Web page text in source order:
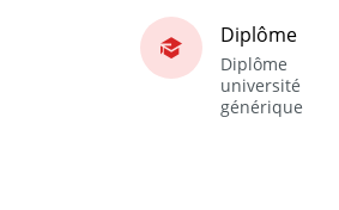
Diplôme
Diplôme
université
générique